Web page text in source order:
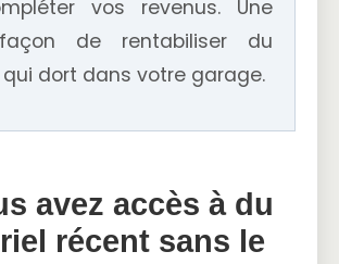
vos revenus. Une
de rentabiliser du
dort dans votre garage.
avez accès à du
récent sans le